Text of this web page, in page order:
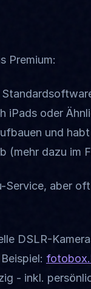
Premium:
iPads oder
und
(mehr dazu im
aber
DSLR-
- inkl.